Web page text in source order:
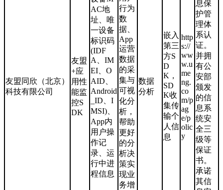
友盟同欣（北京）
科技有限公司
友盟
+应
用性
能监
控S
DK
AC地
址、唯
一设备
标识码
(IDF
A、IM
EI、O
AID、
Android
_ID、I
MSI)、
App内
用户操
作记
录、运
行中进
程信息
行为
数
据、
App
运营
数据
的采
集与
可视
化分
析，
帮助
更好
的分
析决
策实
现业
务增
数据
分析
嵌入
第三
方S
D
K，
SD
K收
集传
输个
人信
息
http
s://
ww
w.u
me
ng.
co
m/p
ag
e/p
olic
y
息保
护管
理体
系认
证。
并拥
有公
安部
颁发
的信
息系
统安
全三
级等
保证
书。
承诺
其信